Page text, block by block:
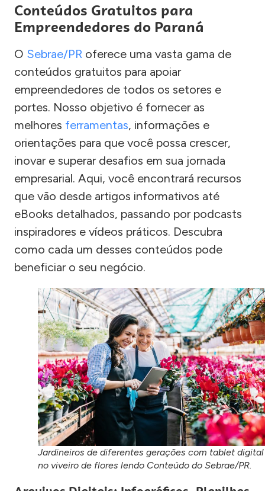
Conteúdos Gratuitos para
Empreendedores do Paraná
O Sebrae/PR oferece uma vasta gama de
conteúdos gratuitos para apoiar
empreendedores de todos os setores e
portes. Nosso objetivo é fornecer as
melhores ferramentas, informações e
orientações para que você possa crescer,
inovar e superar desafios em sua jornada
empresarial. Aqui, você encontrará recursos
que vão desde artigos informativos até
eBooks detalhados, passando por podcasts
inspiradores e vídeos práticos. Descubra
como cada um desses conteúdos pode
beneficiar o seu negócio.
Jardineiros de diferentes gerações com tablet digital
no viveiro de flores lendo Conteúdo do Sebrae/PR.